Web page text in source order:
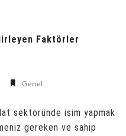
Faktörler
Genel
sektöründe isim yapmak
gereken ve sahip